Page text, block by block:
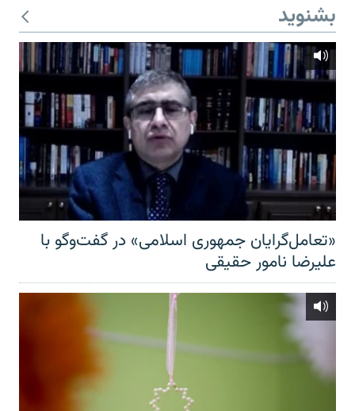
بشنوید
«تعامل‌گرایان جمهوری اسلامی» در گفت‌وگو با
علیرضا نامور حقیقی